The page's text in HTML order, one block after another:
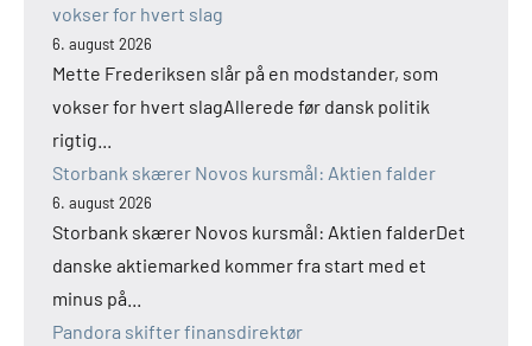
vokser for hvert slag
6. august 2026
Mette Frederiksen slår på en modstander, som
vokser for hvert slagAllerede før dansk politik
rigtig...
Storbank skærer Novos kursmål: Aktien falder
6. august 2026
Storbank skærer Novos kursmål: Aktien falderDet
danske aktiemarked kommer fra start med et
minus på...
Pandora skifter finansdirektør